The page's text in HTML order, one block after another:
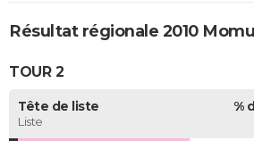
Résultat régionale 2010
TOUR 2
Tête de liste
Liste
%